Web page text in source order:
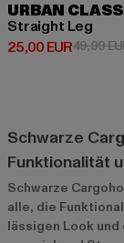
URBAN
Straight Leg
25,00 EUR
Derzeitiger Preis:
49,99
Schwarze
Funktionalität
Schwarze
alle, die
lässigen Look